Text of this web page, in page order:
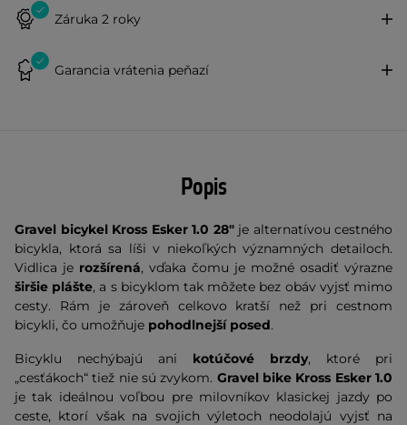
Záruka 2 roky
Garancia vrátenia peňazí
Popis
Gravel bicykel Kross Esker 1.0 28"je alternatívou cestného
bicykla, ktorá sa líši v niekoľkých významných detailoch.
Vidlica je rozšírená, vďaka čomu je možné osadiť výrazne
širšie plášte, a s bicyklom tak môžete bez obáv vyjsť mimo
cesty. Rám je zároveň celkovo kratší než pri cestnom
bicykli, čo umožňuje pohodlnejší posed.
Bicyklu nechýbajú ani kotúčové brzdy, ktoré pri
„cesťákoch“ tiež nie sú zvykom. Gravel bike Kross Esker 1.0
je tak ideálnou voľbou pre milovníkov klasickej jazdy po
ceste, ktorí však na svojich výletoch neodolajú vyjsť na